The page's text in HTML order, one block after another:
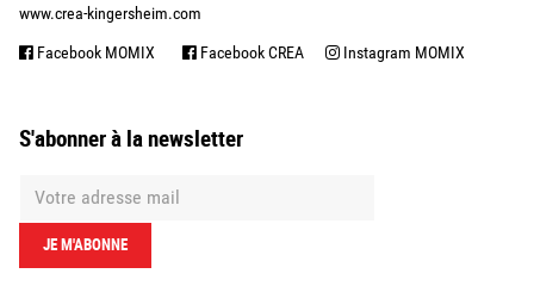
www.crea-kingersheim.com
Facebook MOMIX Facebook CREA Instagram MOMIX
S'abonner à la newsletter